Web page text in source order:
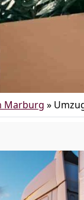
Marburg »